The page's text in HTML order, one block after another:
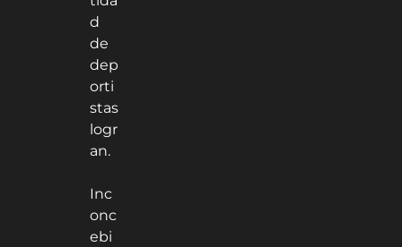
d
de
dep
orti
stas
logr
an.
Inc
onc
ebi